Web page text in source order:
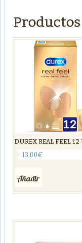
DUREX REAL FEEL
13,00€
Añadir